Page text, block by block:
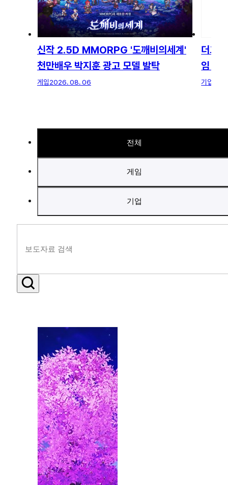
신작 2.5D MMORPG '도깨비의세계'
천만배우 박지훈 광고 모델 발탁
게임2026. 08. 06
더그
임 개
기업
전체
게임
기업